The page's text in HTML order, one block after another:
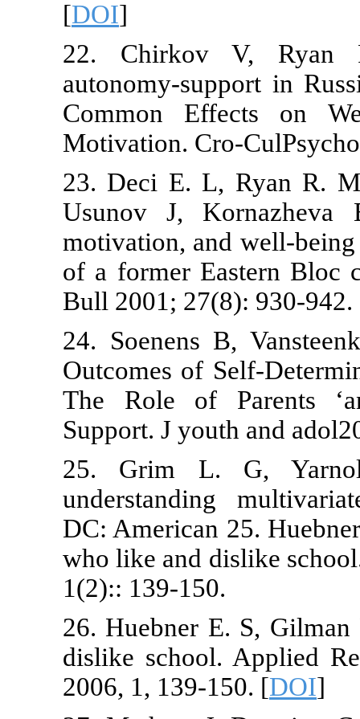
22.
autonomy-
Common
Motivation.
23. Deci E.
Usunov J,
motivation,
of a former
Bull 2001;
24.
Outcomes of
The Role of
Support. J
25. Grim
DC:
who like and
1(2):: 139-
26. Huebner
dislike
2006, 1, 139-